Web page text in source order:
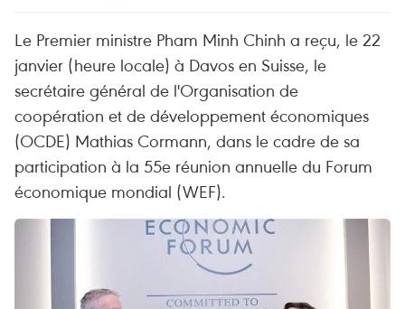
Le Premier ministre Pham Minh Chinh a reçu, le 22
janvier (heure locale) à Davos en Suisse, le
secrétaire général de l'Organisation de
coopération et de développement économiques
(OCDE) Mathias Cormann, dans le cadre de sa
participation à la 55e réunion annuelle du Forum
économique mondial (WEF).